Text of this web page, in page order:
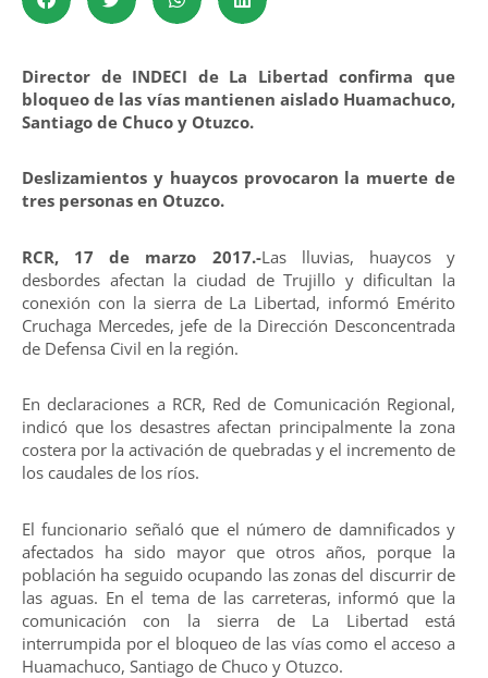
Director de INDECI de La Libertad confirma que
bloqueo de las vías mantienen aislado Huamachuco,
Santiago de Chuco y Otuzco.
Deslizamientos y huaycos provocaron la muerte de
tres personas en Otuzco.
RCR, 17 de marzo 2017.-Las lluvias, huaycos y
desbordes afectan la ciudad de Trujillo y dificultan la
conexión con la sierra de La Libertad, informó Emérito
Cruchaga Mercedes, jefe de la Dirección Desconcentrada
de Defensa Civil en la región.
En declaraciones a RCR, Red de Comunicación Regional,
indicó que los desastres afectan principalmente la zona
costera por la activación de quebradas y el incremento de
los caudales de los ríos.
El funcionario señaló que el número de damnificados y
afectados ha sido mayor que otros años, porque la
población ha seguido ocupando las zonas del discurrir de
las aguas. En el tema de las carreteras, informó que la
comunicación con la sierra de La Libertad está
interrumpida por el bloqueo de las vías como el acceso a
Huamachuco, Santiago de Chuco y Otuzco.